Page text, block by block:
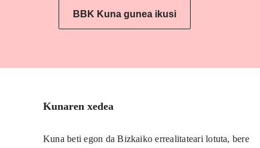
BBK Kuna gunea ikusi
Kunaren xedea
Kuna beti egon da Bizkaiko errealitateari lotuta, bere